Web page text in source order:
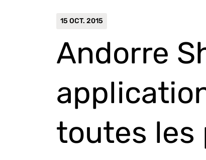
15 OCT. 2015
Andorre
toutes les